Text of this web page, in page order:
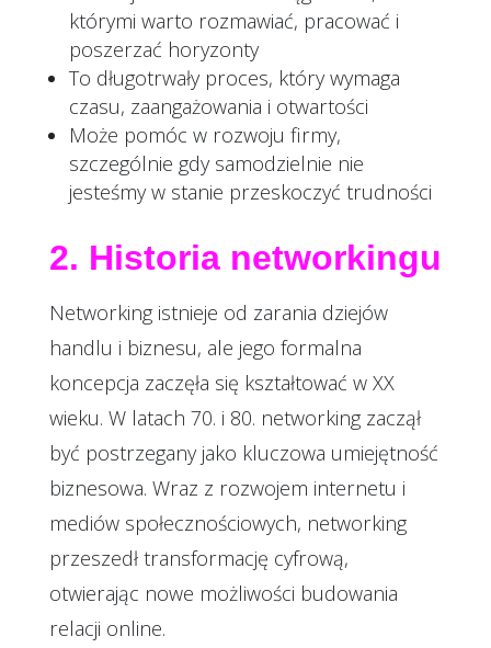
którymi warto rozmawiać, pracować i
poszerzać horyzonty
To długotrwały proces, który wymaga
czasu, zaangażowania i otwartości
Może pomóc w rozwoju firmy,
szczególnie gdy samodzielnie nie
jesteśmy w stanie przeskoczyć trudności
2. Historia networkingu
Networking istnieje od zarania dziejów
handlu i biznesu, ale jego formalna
koncepcja zaczęła się kształtować w XX
wieku. W latach 70. i 80. networking zaczął
być postrzegany jako kluczowa umiejętność
biznesowa. Wraz z rozwojem internetu i
mediów społecznościowych, networking
przeszedł transformację cyfrową,
otwierając nowe możliwości budowania
relacji online.